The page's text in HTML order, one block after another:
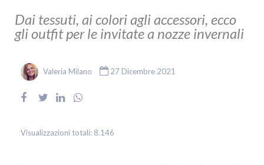
Dai tessuti, ai colori agli accessori, ecco
gli outfit per le invitate a nozze invernali
Valeria Milano 27 Dicembre 2021
Visualizzazioni totali: 8.146